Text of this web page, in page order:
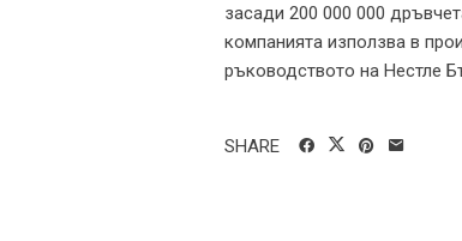
засади 200 000 000
компанията използва в
ръководството на Нестле
SHARE